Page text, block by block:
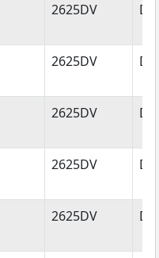
2625DV
2625DV
2625DV
2625DV
2625DV